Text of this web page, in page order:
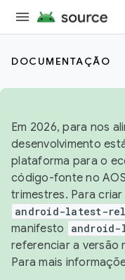
DOCUMENTAÇÃO
Em 2026, para nos
desenvolvimento
plataforma para o
código-fonte no
trimestres. Para
android-latest-
manifesto
referenciar a versão
Para mais